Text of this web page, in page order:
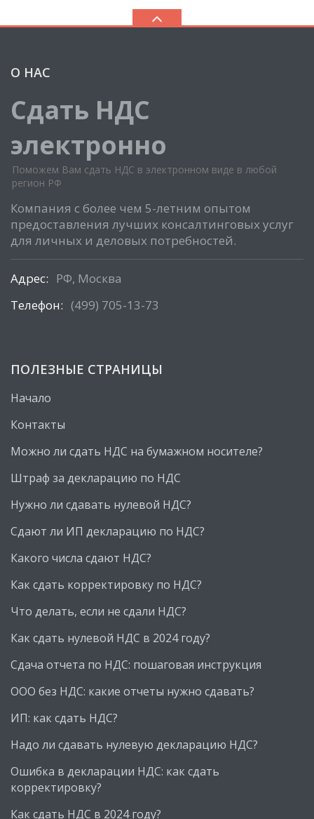
О НАС
Сдать НДС
электронно
Поможем Вам сдать НДС в электронном виде в любой
регион РФ
Компания с более чем 5-летним опытом
предоставления лучших консалтинговых услуг
для личных и деловых потребностей.
Адрес: РФ, Москва
Телефон: (499) 705-13-73
ПОЛЕЗНЫЕ СТРАНИЦЫ
Начало
Контакты
Можно ли сдать НДС на бумажном носителе?
Штраф за декларацию по НДС
Нужно ли сдавать нулевой НДС?
Сдают ли ИП декларацию по НДС?
Какого числа сдают НДС?
Как сдать корректировку по НДС?
Что делать, если не сдали НДС?
Как сдать нулевой НДС в 2024 году?
Сдача отчета по НДС: пошаговая инструкция
ООО без НДС: какие отчеты нужно сдавать?
ИП: как сдать НДС?
Надо ли сдавать нулевую декларацию НДС?
Ошибка в декларации НДС: как сдать
корректировку?
Как сдать НДС в 2024 году?